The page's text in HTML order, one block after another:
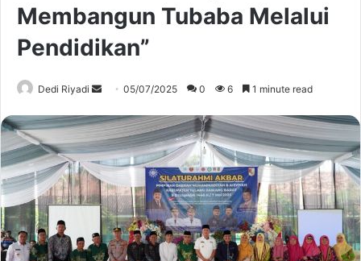
Membangun Tubaba Melalui
Pendidikan”
Dedi Riyadi
Send
email
05/07/2025 0 6 1 minute read